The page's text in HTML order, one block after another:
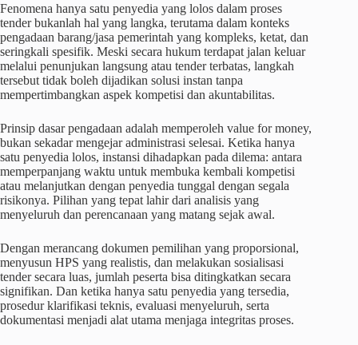
Fenomena hanya satu penyedia yang lolos dalam proses
tender bukanlah hal yang langka, terutama dalam konteks
pengadaan barang/jasa pemerintah yang kompleks, ketat, dan
seringkali spesifik. Meski secara hukum terdapat jalan keluar
melalui penunjukan langsung atau tender terbatas, langkah
tersebut tidak boleh dijadikan solusi instan tanpa
mempertimbangkan aspek kompetisi dan akuntabilitas.
Prinsip dasar pengadaan adalah memperoleh value for money,
bukan sekadar mengejar administrasi selesai. Ketika hanya
satu penyedia lolos, instansi dihadapkan pada dilema: antara
memperpanjang waktu untuk membuka kembali kompetisi
atau melanjutkan dengan penyedia tunggal dengan segala
risikonya. Pilihan yang tepat lahir dari analisis yang
menyeluruh dan perencanaan yang matang sejak awal.
Dengan merancang dokumen pemilihan yang proporsional,
menyusun HPS yang realistis, dan melakukan sosialisasi
tender secara luas, jumlah peserta bisa ditingkatkan secara
signifikan. Dan ketika hanya satu penyedia yang tersedia,
prosedur klarifikasi teknis, evaluasi menyeluruh, serta
dokumentasi menjadi alat utama menjaga integritas proses.